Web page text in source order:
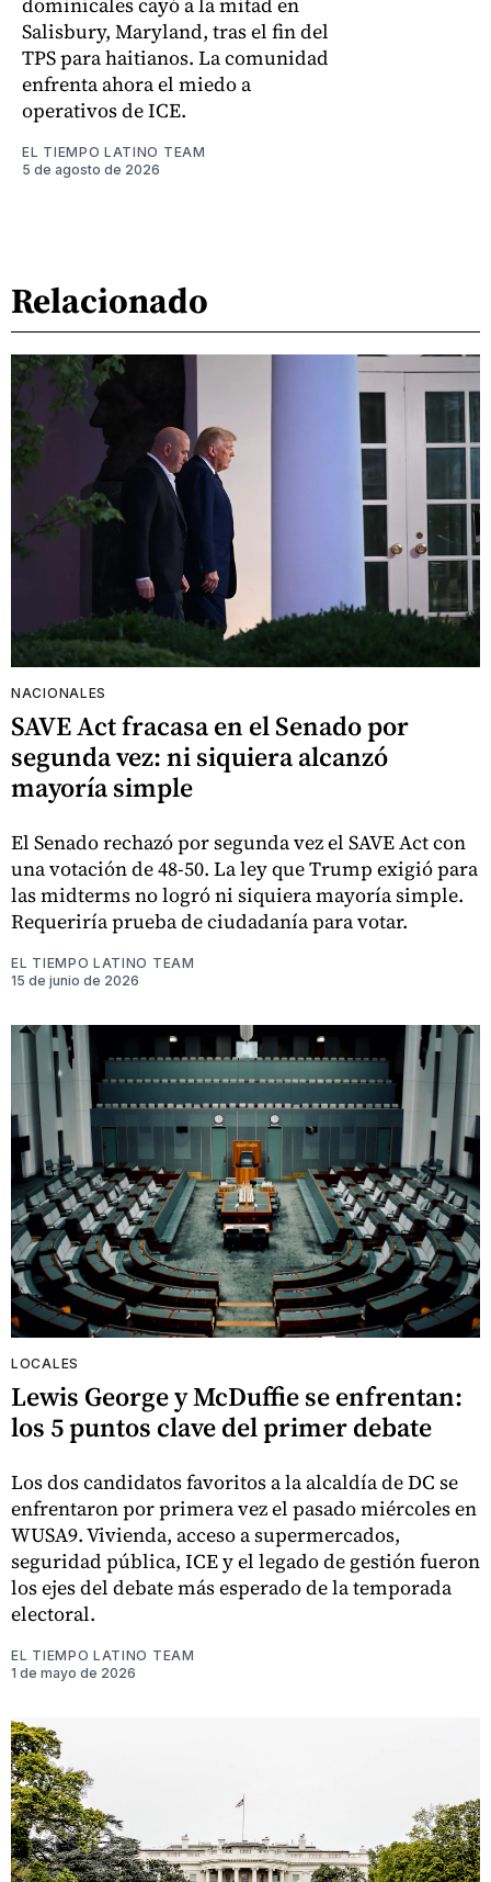
Salisbury, Maryland, tras el fin del
TPS para haitianos. La comunidad
enfrenta ahora el miedo a
operativos de ICE.
EL TIEMPO LATINO TEAM
5 de agosto de 2026
Relacionado
NACIONALES
SAVE Act fracasa en el Senado por
segunda vez: ni siquiera alcanzó
mayoría simple
El Senado rechazó por segunda vez el SAVE Act con
una votación de 48-50. La ley que Trump exigió para
las midterms no logró ni siquiera mayoría simple.
Requeriría prueba de ciudadanía para votar.
EL TIEMPO LATINO TEAM
15 de junio de 2026
LOCALES
Lewis George y McDuffie se enfrentan:
los 5 puntos clave del primer debate
Los dos candidatos favoritos a la alcaldía de DC se
enfrentaron por primera vez el pasado miércoles en
WUSA9. Vivienda, acceso a supermercados,
seguridad pública, ICE y el legado de gestión fueron
los ejes del debate más esperado de la temporada
electoral.
EL TIEMPO LATINO TEAM
1 de mayo de 2026